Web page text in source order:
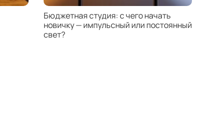
Бюджетная студия: с чего начать
новичку — импульсный или постоянный
свет?